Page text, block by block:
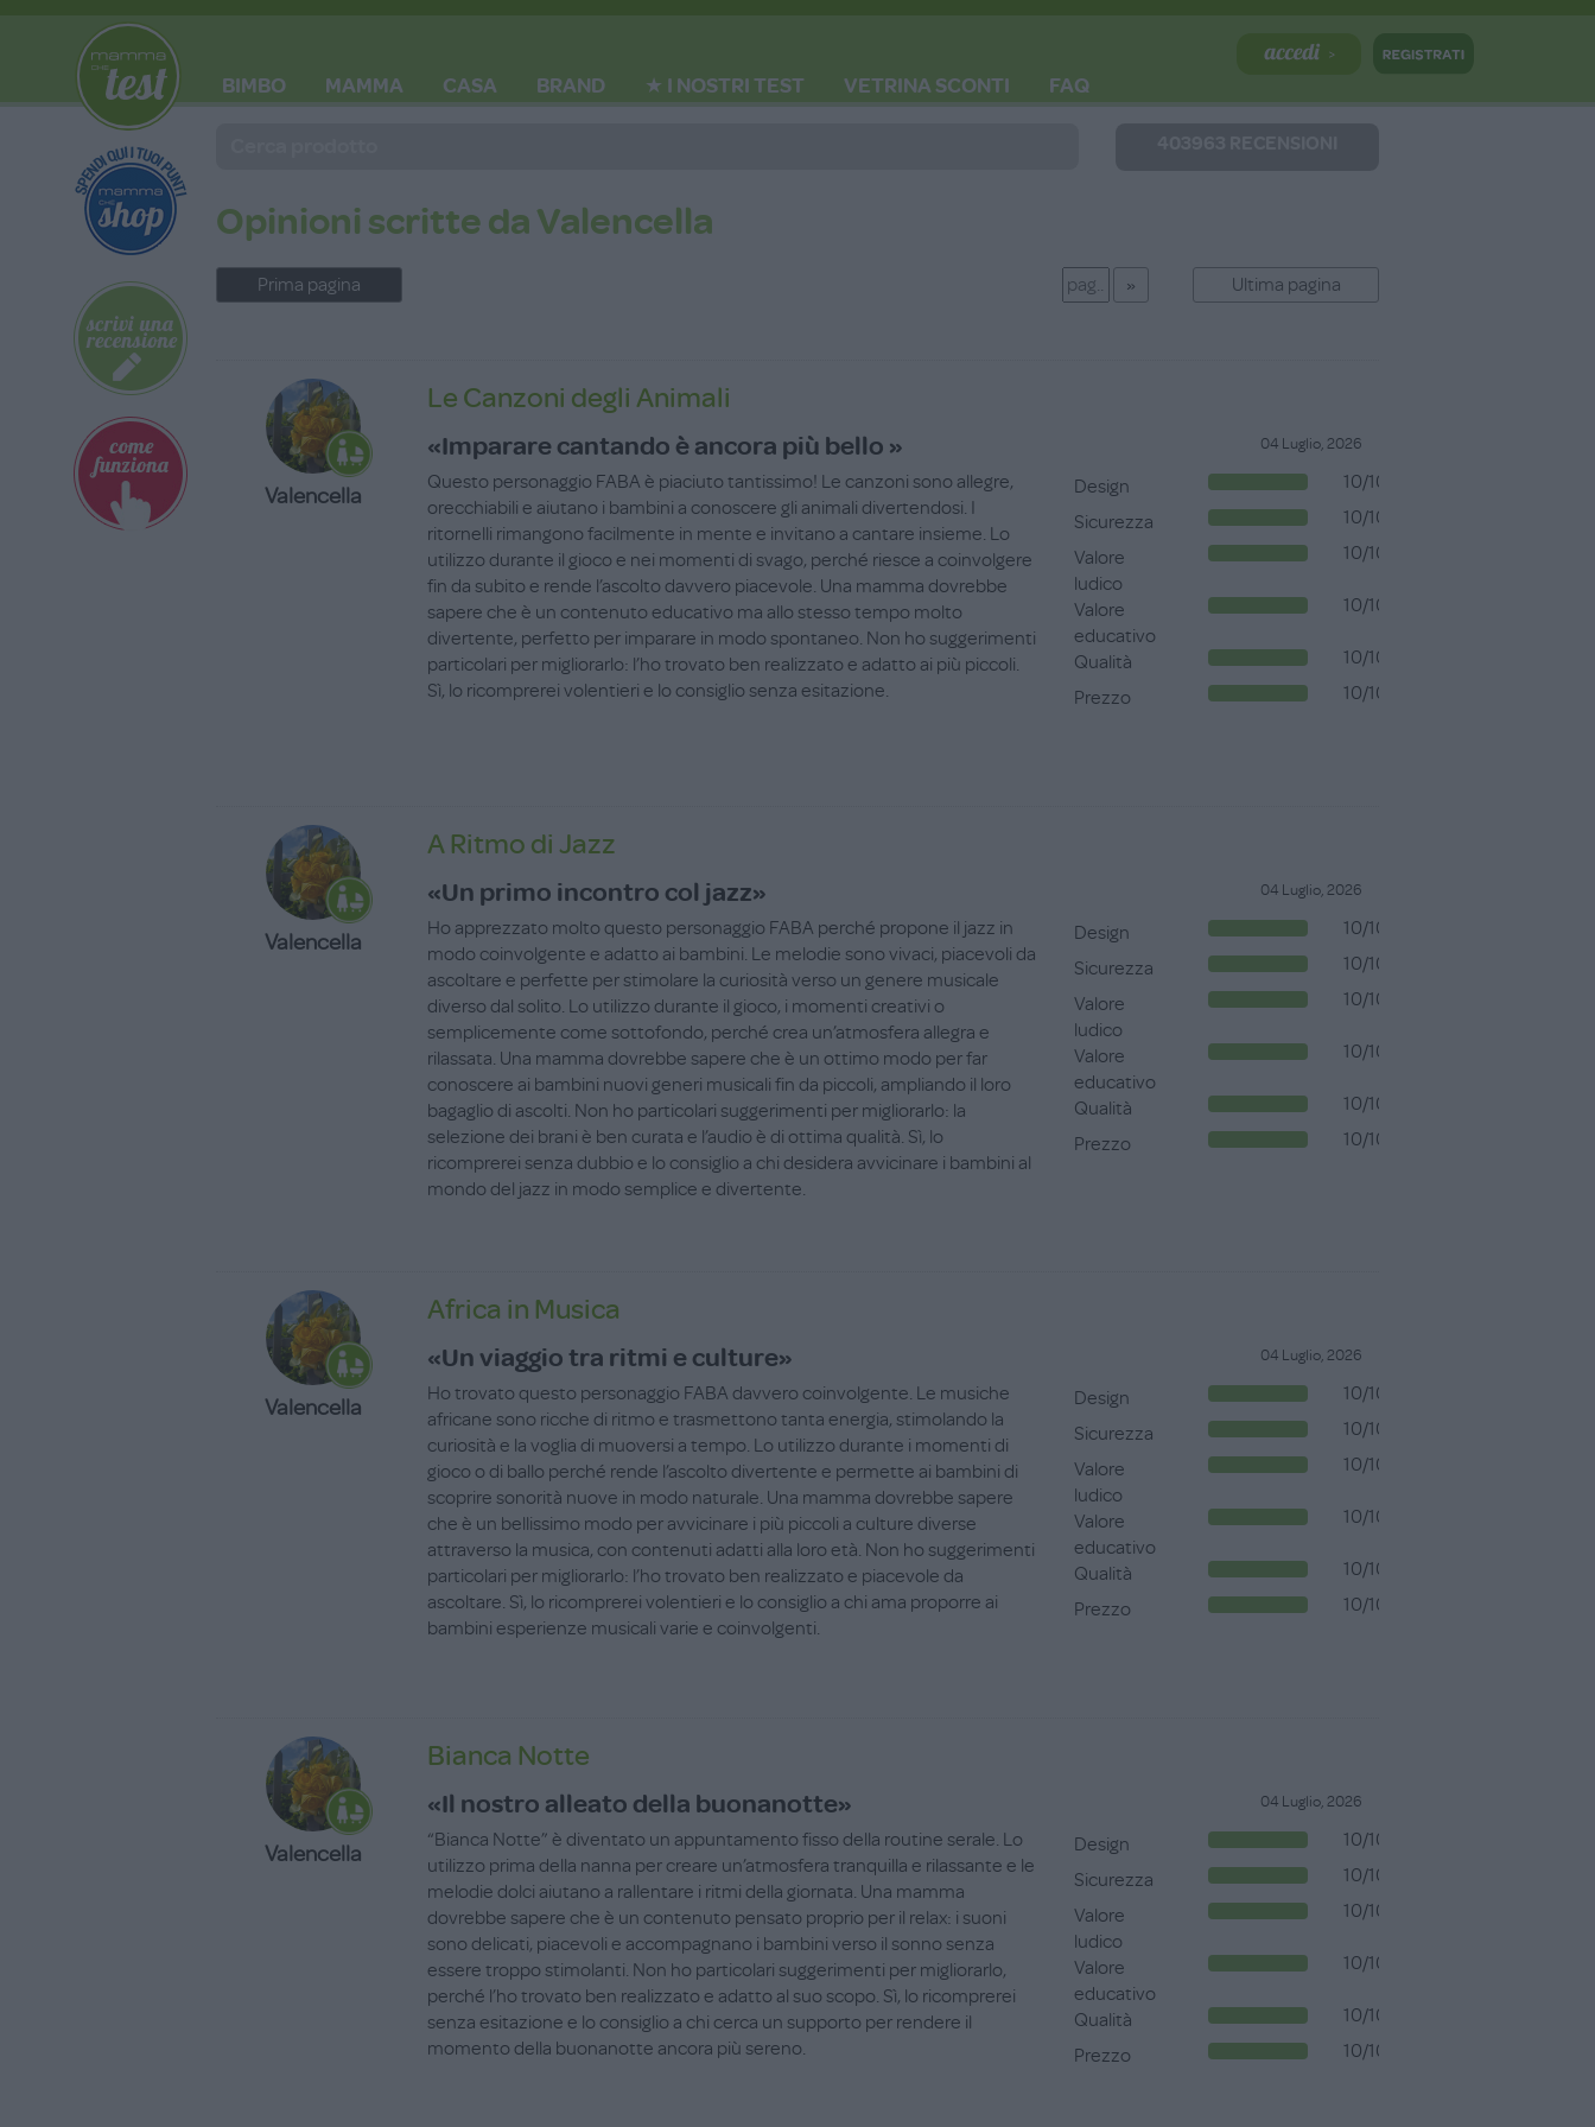
BIMBO MAMMA CASA BRAND ★ I NOSTRI TEST VETRINA SCONTI
FAQ
Opinioni scritte da Valencella
Prima pagina Ultima pagina
Valencella
Le Canzoni degli Animali
«Imparare cantando è ancora più bello »
Questo personaggio FABA è piaciuto tantissimo! Le canzoni sono allegre,
orecchiabili e aiutano i bambini a conoscere gli animali divertendosi. I
ritornelli rimangono facilmente in mente e invitano a cantare insieme. Lo
utilizzo durante il gioco e nei momenti di svago, perché riesce a coinvolgere
fin da subito e rende l’ascolto davvero piacevole. Una mamma dovrebbe
sapere che è un contenuto educativo ma allo stesso tempo molto
divertente, perfetto per imparare in modo spontaneo. Non ho suggerimenti
particolari per migliorarlo: l’ho trovato ben realizzato e adatto ai più piccoli.
Sì, lo ricomprerei volentieri e lo consiglio senza esitazione.
04 Luglio, 2026
Design
10/10
Sicurezza
10/10
Valore
ludico
10/10
Valore
educativo
10/10
Qualità
10/10
Prezzo
10/10
Valencella
A Ritmo di Jazz
«Un primo incontro col jazz»
Ho apprezzato molto questo personaggio FABA perché propone il jazz in
modo coinvolgente e adatto ai bambini. Le melodie sono vivaci, piacevoli da
ascoltare e perfette per stimolare la curiosità verso un genere musicale
diverso dal solito. Lo utilizzo durante il gioco, i momenti creativi o
semplicemente come sottofondo, perché crea un’atmosfera allegra e
rilassata. Una mamma dovrebbe sapere che è un ottimo modo per far
conoscere ai bambini nuovi generi musicali fin da piccoli, ampliando il loro
bagaglio di ascolti. Non ho particolari suggerimenti per migliorarlo: la
selezione dei brani è ben curata e l’audio è di ottima qualità. Sì, lo
ricomprerei senza dubbio e lo consiglio a chi desidera avvicinare i bambini al
mondo del jazz in modo semplice e divertente.
04 Luglio, 2026
Design
10/10
Sicurezza
10/10
Valore
ludico
10/10
Valore
educativo
10/10
Qualità
10/10
Prezzo
10/10
Valencella
Africa in Musica
«Un viaggio tra ritmi e culture»
Ho trovato questo personaggio FABA davvero coinvolgente. Le musiche
africane sono ricche di ritmo e trasmettono tanta energia, stimolando la
curiosità e la voglia di muoversi a tempo. Lo utilizzo durante i momenti di
gioco o di ballo perché rende l’ascolto divertente e permette ai bambini di
scoprire sonorità nuove in modo naturale. Una mamma dovrebbe sapere
che è un bellissimo modo per avvicinare i più piccoli a culture diverse
attraverso la musica, con contenuti adatti alla loro età. Non ho suggerimenti
particolari per migliorarlo: l’ho trovato ben realizzato e piacevole da
ascoltare. Sì, lo ricomprerei volentieri e lo consiglio a chi ama proporre ai
bambini esperienze musicali varie e coinvolgenti.
04 Luglio, 2026
Design
10/10
Sicurezza
10/10
Valore
ludico
10/10
Valore
educativo
10/10
Qualità
10/10
Prezzo
10/10
Valencella
Bianca Notte
«Il nostro alleato della buonanotte»
“Bianca Notte” è diventato un appuntamento fisso della routine serale. Lo
utilizzo prima della nanna per creare un’atmosfera tranquilla e rilassante e le
melodie dolci aiutano a rallentare i ritmi della giornata. Una mamma
dovrebbe sapere che è un contenuto pensato proprio per il relax: i suoni
sono delicati, piacevoli e accompagnano i bambini verso il sonno senza
essere troppo stimolanti. Non ho particolari suggerimenti per migliorarlo,
perché l’ho trovato ben realizzato e adatto al suo scopo. Sì, lo ricomprerei
senza esitazione e lo consiglio a chi cerca un supporto per rendere il
momento della buonanotte ancora più sereno.
04 Luglio, 2026
Design
10/10
Sicurezza
10/10
Valore
ludico
10/10
Valore
educativo
10/10
Qualità
10/10
Prezzo
10/10